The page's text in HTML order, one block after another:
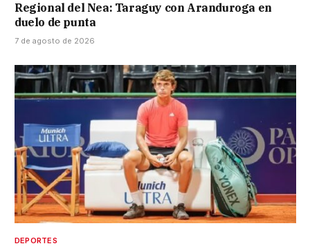
Regional del Nea: Taraguy con Aranduroga en
duelo de punta
7 de agosto de 2026
DEPORTES